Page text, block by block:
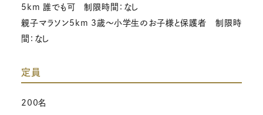
5km 誰でも可 制限時間：なし
親子マラソン5km 3歳～小学生のお子様と保護者 制限時
間：なし
定員
200名